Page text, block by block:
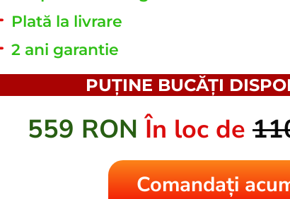
Plată la livrare
2 ani garantie
PUȚINE BUCĂȚI
559 RONÎn loc de
Comandați